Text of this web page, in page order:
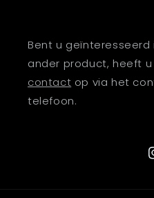
Bent u
ander product, heeft
contact op via het
telefoon.